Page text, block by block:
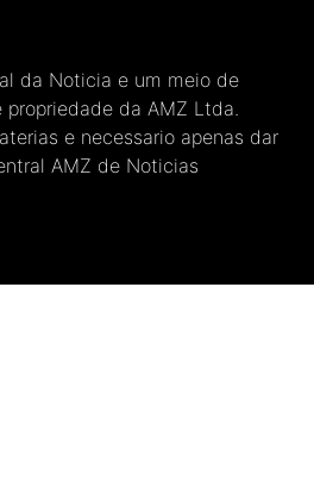
da Noticia e um meio de
da AMZ Ltda.
e necessario apenas dar
AMZ de Noticias